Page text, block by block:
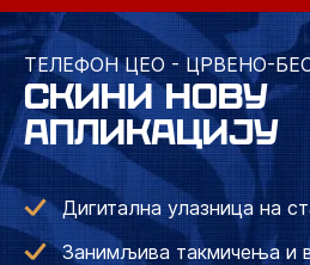
ТЕЛЕФОН ЦЕО - ЦРВЕНО-
СКИНИ НОВУ
АПЛИКАЦИЈУ
Дигитална улазница на
Занимљива такмичења и